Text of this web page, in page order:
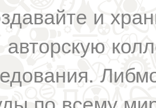
и
авторскую